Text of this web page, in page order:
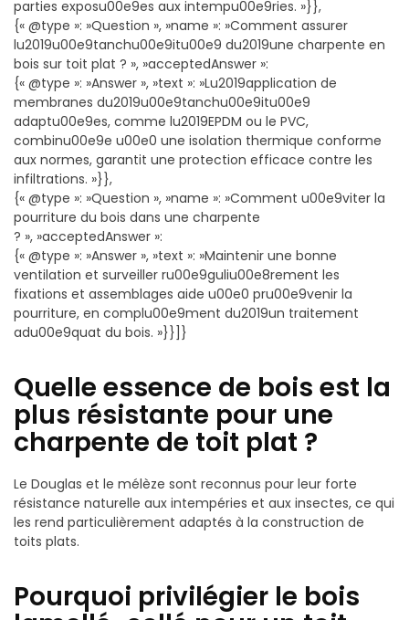
parties exposu00e9es aux intempu00e9ries. »}},
{« @type »: »Question », »name »: »Comment assurer
lu2019u00e9tanchu00e9itu00e9 du2019une charpente en
bois sur toit plat ? », »acceptedAnswer »:
{« @type »: »Answer », »text »: »Lu2019application de
membranes du2019u00e9tanchu00e9itu00e9
adaptu00e9es, comme lu2019EPDM ou le PVC,
combinu00e9e u00e0 une isolation thermique conforme
aux normes, garantit une protection efficace contre les
infiltrations. »}},
{« @type »: »Question », »name »: »Comment u00e9viter la
pourriture du bois dans une charpente
? », »acceptedAnswer »:
{« @type »: »Answer », »text »: »Maintenir une bonne
ventilation et surveiller ru00e9guliu00e8rement les
fixations et assemblages aide u00e0 pru00e9venir la
pourriture, en complu00e9ment du2019un traitement
adu00e9quat du bois. »}}]}
Quelle essence de bois est la
plus résistante pour une
charpente de toit plat ?
Le Douglas et le mélèze sont reconnus pour leur forte
résistance naturelle aux intempéries et aux insectes, ce qui
les rend particulièrement adaptés à la construction de
toits plats.
Pourquoi privilégier le bois